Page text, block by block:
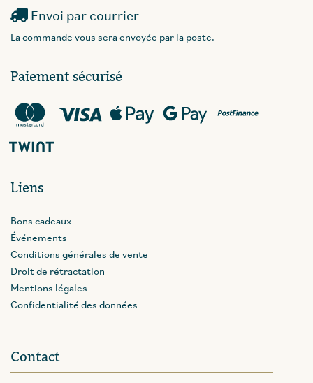
Envoi par courrier
La commande vous sera envoyée par la poste.
Paiement sécurisé
Liens
Bons cadeaux
Événements
Conditions générales de vente
Droit de rétractation
Mentions légales
Confidentialité des données
Contact